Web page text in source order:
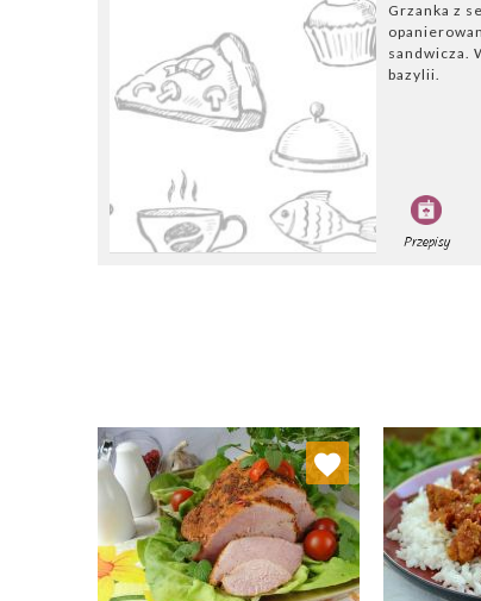
Grzanka z
sandwicza.
bazylii.
Przepisy
Dodaj do ulubionych
Wybierz listę: